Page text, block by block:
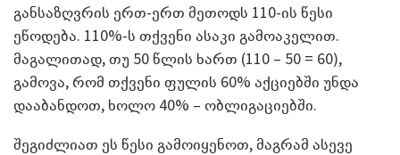
განსაზღვრის ერთ-ერთ მეთოდს 110-ის წესი
ეწოდება. 110%-ს თქვენი ასაკი გამოაკელით.
მაგალითად, თუ 50 წლის ხართ (110 – 50 = 60),
გამოვა, რომ თქვენი ფულის 60% აქციებში უნდა
დააბანდოთ, ხოლო 40% – ობლიგაციებში.
შეგიძლიათ ეს წესი გამოიყენოთ, მაგრამ ასევე